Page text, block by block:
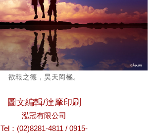
欲報之德，昊天罔極。
圖文編輯/達摩印刷
泓冠有限公司
Tel ： (02)8281-4811 / 0915-